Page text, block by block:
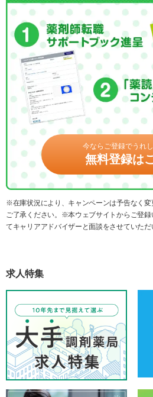
今ならご登録でうれ
無料登録は
※在庫状況により、キャンペーンは予告なく変
ご了承ください。※本ウェブサイトからご登
てキャリアアドバイザーと面談をさせていただ
求人特集